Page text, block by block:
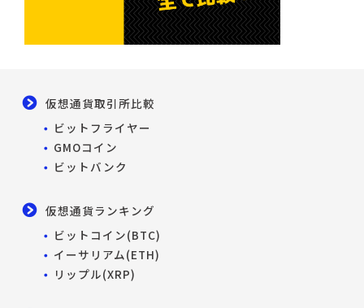
仮想通貨取引所比較
ビットフライヤー
GMOコイン
ビットバンク
仮想通貨ランキング
ビットコイン(BTC)
イーサリアム(ETH)
リップル(XRP)